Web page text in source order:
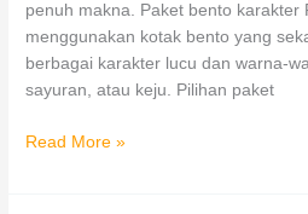
penuh makna. Paket bento karakter
menggunakan kotak bento yang
berbagai karakter lucu dan warna-
sayuran, atau keju. Pilihan paket
Read More »